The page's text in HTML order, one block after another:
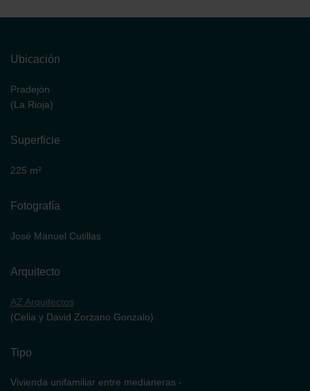
Ubicación
Pradejón
(La Rioja)
Superficie
225 m²
Fotografía
José Manuel Cutillas
Arquitecto
AZ Arquitectos
(Celia y David Zorzano Gonzalo)
Tipo
Vivienda unifamiliar entre medianeras -